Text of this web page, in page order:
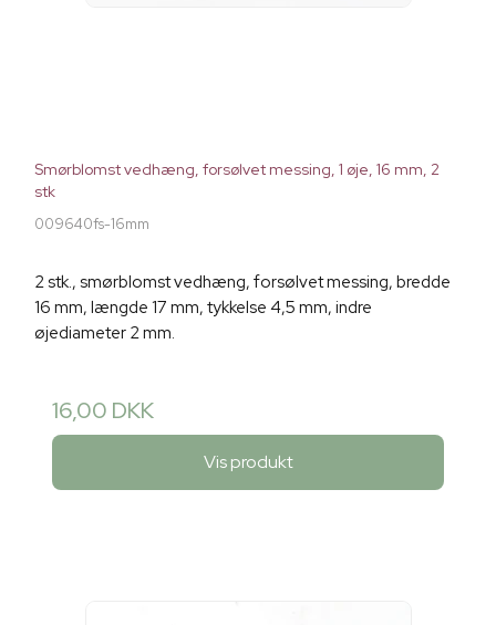
Smørblomst vedhæng, forsølvet messing, 1 øje, 16 mm, 2
stk
009640fs-16mm
2 stk., smørblomst vedhæng, forsølvet messing, bredde
16 mm, længde 17 mm, tykkelse 4,5 mm, indre
øjediameter 2 mm.
16,00 DKK
Vis produkt